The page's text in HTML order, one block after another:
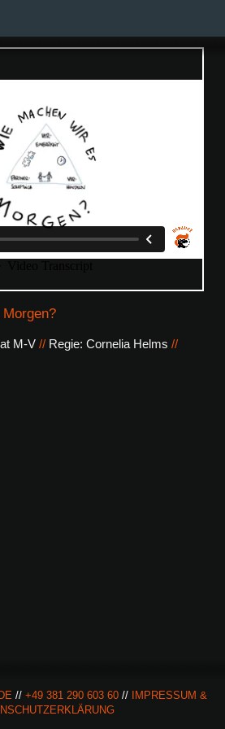
M-V// Regie: Cornelia Helms //
//+49 381 290 603 60 //
IMPRESSUM &